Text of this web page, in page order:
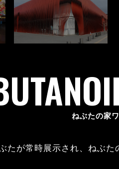
ねぶたの家
が常時展示され、ねぶた